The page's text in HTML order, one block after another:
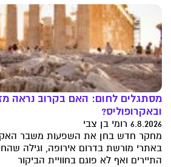
מסתגלים לחום: האם בקרוב נראה
ובאקרופוליס?
6.8.2026 רומי בן צבי
מחקר חדש בחן את השפעות משבר
באתרי מורשת בדרום אירופה, וגילה
התיירים ואף לא פוגם בחוויית הביקור